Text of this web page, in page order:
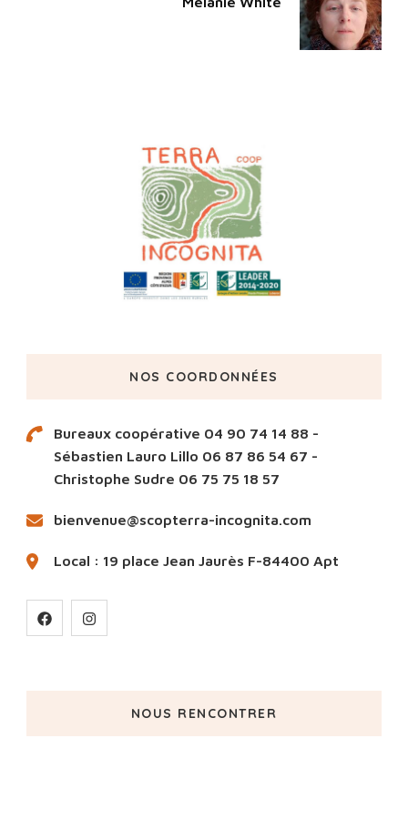
NOS COORDONNÉES
Bureaux coopérative 04 90 74 14 88 -
Sébastien Lauro Lillo 06 87 86 54 67 -
Christophe Sudre 06 75 75 18 57
bienvenue@scopterra-incognita.com
Local : 19 place Jean Jaurès F-84400 Apt
NOUS RENCONTRER